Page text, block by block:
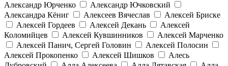
Александр Юрченко
Александр Ючковский
Александра Кёниг
Алексеев Вячеслав
Алексей Бриске
Алексей Гордеев
Алексей Декань
Алексей
Коломийцев
Алексей Кувшинников
Алексей Марченко
Алексей Панич, Сергей Головин
Алексей Полосин
Алексей Прокопенко
Алексей Шишков
Алесь